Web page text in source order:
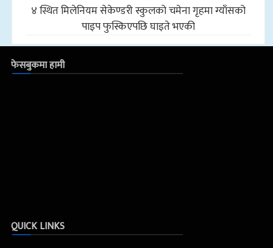
४ स्थित मिलेनियम सेकेण्डरी स्कुलको चमेना गृहमा ग्याँसको
पाइप फुस्किएपछि घाइते भएकी
फेसबुकमा हामी
QUICK LINKS